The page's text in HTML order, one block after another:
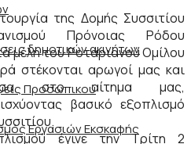
δημοτικών ακινήτων
Προσωπικού
Εργασιών Εκσκαφής
της Δομής Συσσιτίου
Πρόνοιας Ρόδου
μέλη του Ροταριανού Ομίλου
στέκονται αρωγοί μας και
στο αίτημα μας,
βασικό εξοπλισμό
έγινε την Τρίτη 2